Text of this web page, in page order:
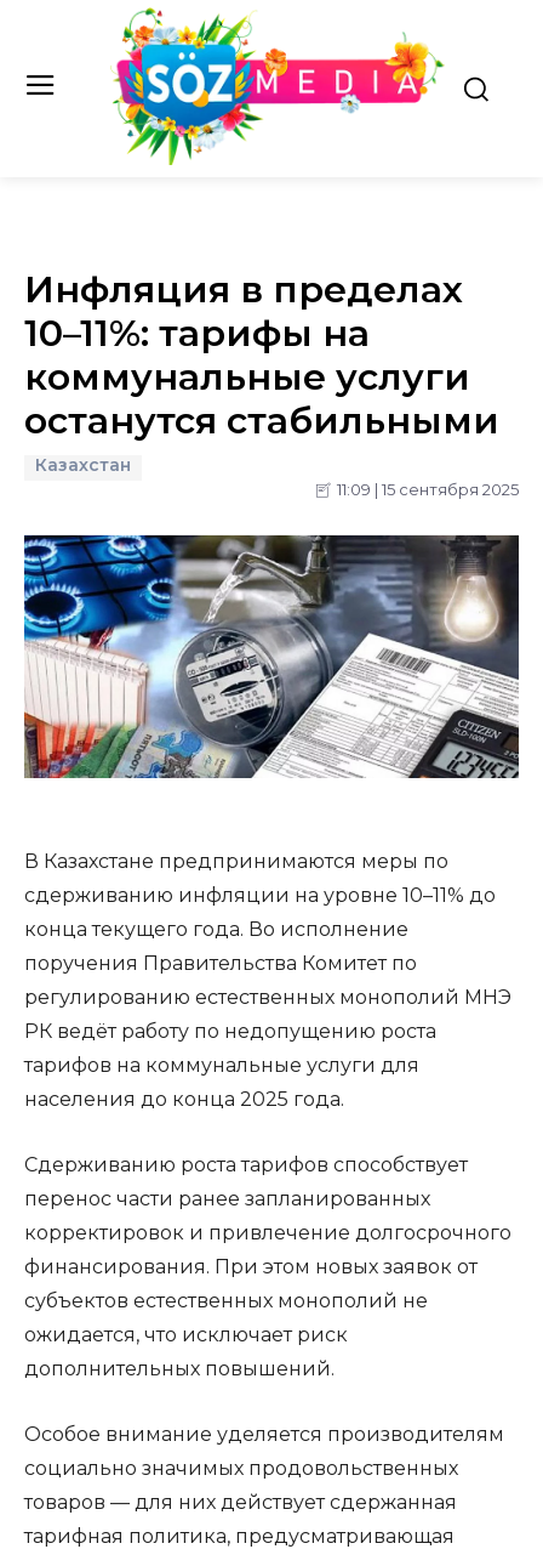
Инфляция в пределах
10–11%: тарифы на
коммунальные услуги
останутся стабильными
Казахстан
11:09 | 15 сентября 2025
В Казахстане предпринимаются меры по
сдерживанию инфляции на уровне 10–11% до
конца текущего года. Во исполнение
поручения Правительства Комитет по
регулированию естественных монополий МНЭ
РК ведёт работу по недопущению роста
тарифов на коммунальные услуги для
населения до конца 2025 года.
Сдерживанию роста тарифов способствует
перенос части ранее запланированных
корректировок и привлечение долгосрочного
финансирования. При этом новых заявок от
субъектов естественных монополий не
ожидается, что исключает риск
дополнительных повышений.
Особое внимание уделяется производителям
социально значимых продовольственных
товаров — для них действует сдержанная
тарифная политика, предусматривающая